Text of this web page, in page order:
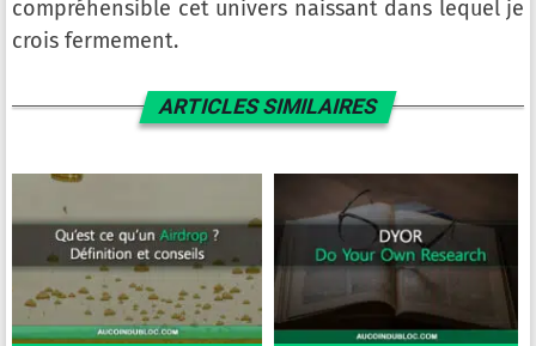
compréhensible cet univers naissant dans lequel je
crois fermement.
ARTICLES SIMILAIRES